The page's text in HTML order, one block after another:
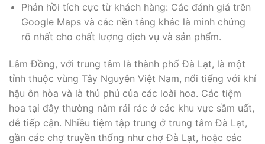
Phản hồi tích cực từ khách hàng: Các đánh giá trên
Google Maps và các nền tảng khác là minh chứng
rõ nhất cho chất lượng dịch vụ và sản phẩm.
Lâm Đồng, với trung tâm là thành phố Đà Lạt, là một
tỉnh thuộc vùng Tây Nguyên Việt Nam, nổi tiếng với khí
hậu ôn hòa và là thủ phủ của các loài hoa. Các tiệm
hoa tại đây thường nằm rải rác ở các khu vực sầm uất,
dễ tiếp cận. Nhiều tiệm tập trung ở trung tâm Đà Lạt,
gần các chợ truyền thống như chợ Đà Lạt, hoặc các